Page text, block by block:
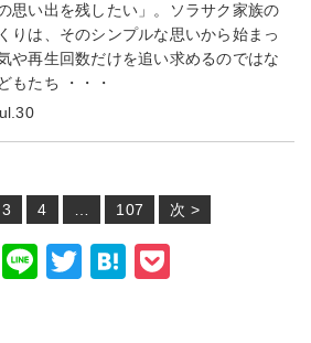
の思い出を残したい」。ソラサク家族の
りは、そのシンプルな思いから始まっ
や再生回数だけを追い求めるのではな
もたち ・・・
3 4 107 次 >
F
Li
T
H